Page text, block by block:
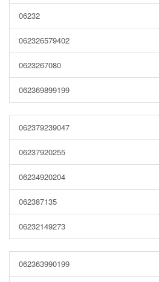
06232
062326579402
0623267080
062369899199
062379239047
06237920255
06234920204
062387135
06232149273
062363990199